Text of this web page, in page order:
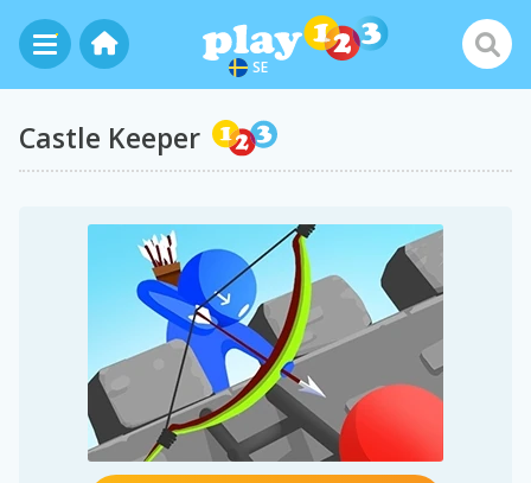
SE
Castle Keeper